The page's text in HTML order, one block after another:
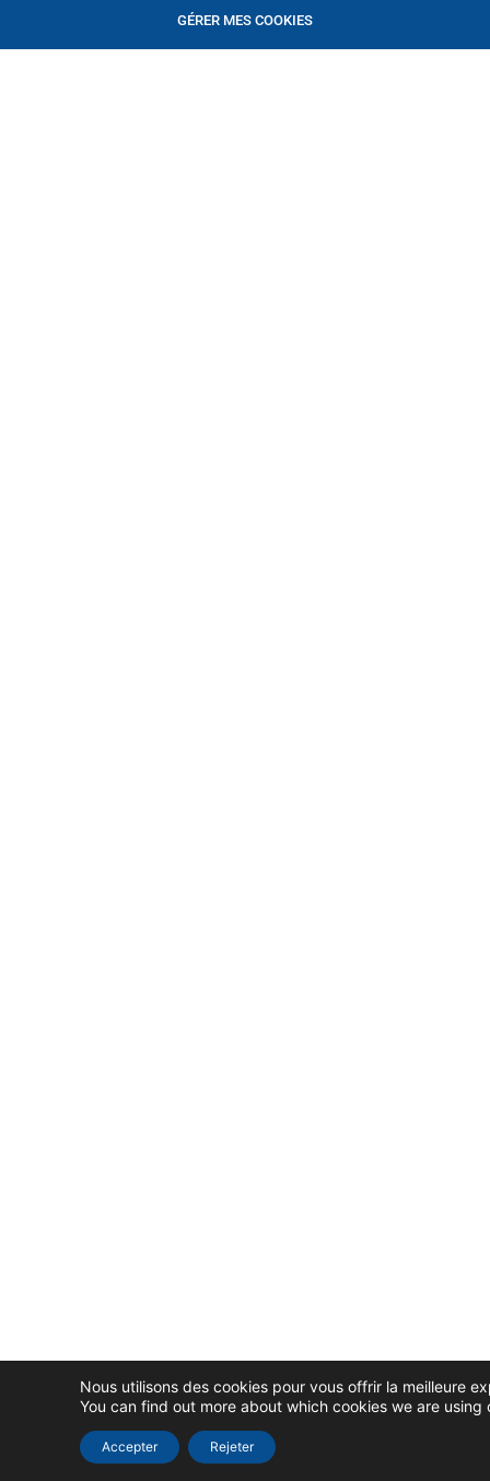
GÉRER MES COOKIES
Nous utilisons des cookies pour vous offrir la meilleure
You can find out more about which cookies we are
Accepter Rejeter